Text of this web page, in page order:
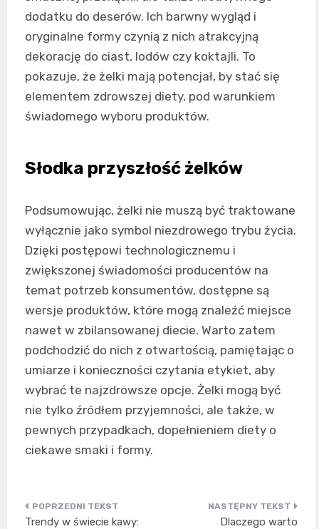
dodatku do deserów. Ich barwny wygląd i
oryginalne formy czynią z nich atrakcyjną
dekorację do ciast, lodów czy koktajli. To
pokazuje, że żelki mają potencjał, by stać się
elementem zdrowszej diety, pod warunkiem
świadomego wyboru produktów.
Słodka przyszłość żelków
Podsumowując, żelki nie muszą być traktowane
wyłącznie jako symbol niezdrowego trybu życia.
Dzięki postępowi technologicznemu i
zwiększonej świadomości producentów na
temat potrzeb konsumentów, dostępne są
wersje produktów, które mogą znaleźć miejsce
nawet w zbilansowanej diecie. Warto zatem
podchodzić do nich z otwartością, pamiętając o
umiarze i konieczności czytania etykiet, aby
wybrać te najzdrowsze opcje. Żelki mogą być
nie tylko źródłem przyjemności, ale także, w
pewnych przypadkach, dopełnieniem diety o
ciekawe smaki i formy.
Nawigacja
Trendy w świecie kawy:
Dlaczego warto